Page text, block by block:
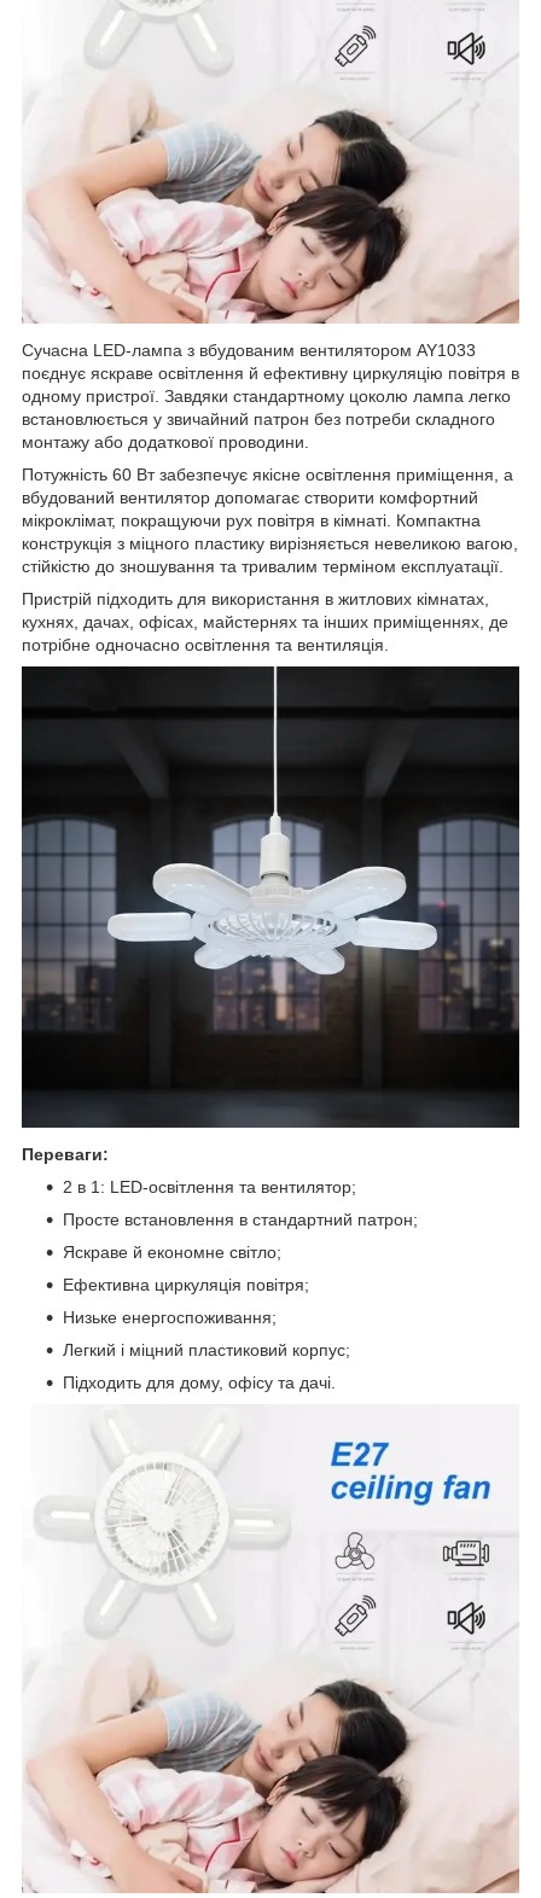
Сучасна LED-лампа з вбудованим вентилятором AY1033
поєднує яскраве освітлення й ефективну циркуляцію повітря в
одному пристрої. Завдяки стандартному цоколю лампа легко
встановлюється у звичайний патрон без потреби складного
монтажу або додаткової проводини.
Потужність 60 Вт забезпечує якісне освітлення приміщення, а
вбудований вентилятор допомагає створити комфортний
мікроклімат, покращуючи рух повітря в кімнаті. Компактна
конструкція з міцного пластику вирізняється невеликою вагою,
стійкістю до зношування та тривалим терміном експлуатації.
Пристрій підходить для використання в житлових кімнатах,
кухнях, дачах, офісах, майстернях та інших приміщеннях, де
потрібне одночасно освітлення та вентиляція.
Переваги:
2 в 1: LED-освітлення та вентилятор;
Просте встановлення в стандартний патрон;
Яскраве й економне світло;
Ефективна циркуляція повітря;
Низьке енергоспоживання;
Легкий і міцний пластиковий корпус;
Підходить для дому, офісу та дачі.